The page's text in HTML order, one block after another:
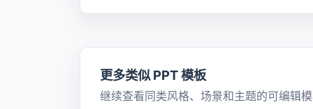
更多类似 PPT 模板
继续查看同类风格、场景和主题的可编辑